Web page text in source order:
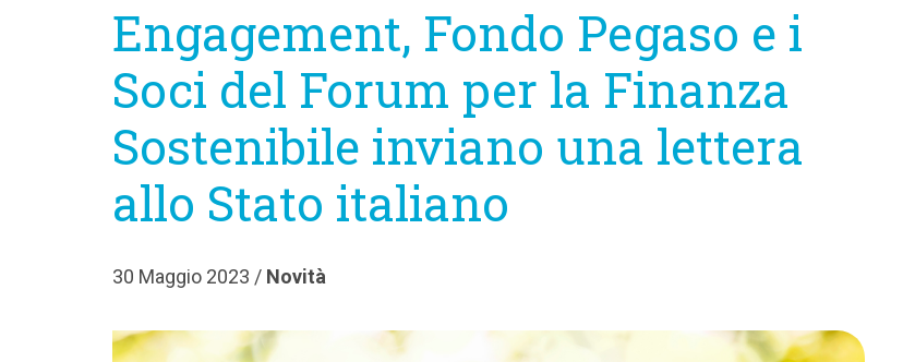
Engagement, Fondo Pegaso e i
Soci del Forum per la Finanza
Sostenibile inviano una lettera
allo Stato italiano
30 Maggio 2023 / Novità